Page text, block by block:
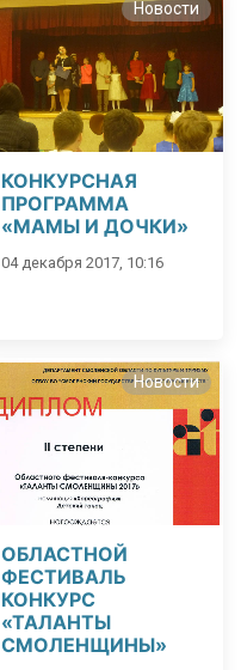
Новости
КОНКУРСНАЯ
ПРОГРАММА
«МАМЫ И ДОЧКИ»
04 декабря 2017, 10:16
Новости
ОБЛАСТНОЙ
ФЕСТИВАЛЬ
КОНКУРС
«ТАЛАНТЫ
СМОЛЕНЩИНЫ»